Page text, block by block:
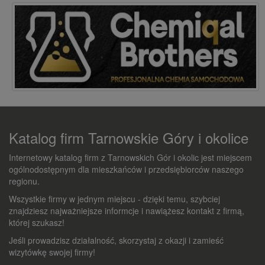
Katalog firm Tarnowskie Góry i okolice
Internetowy katalog firm z Tarnowskich Gór i okolic jest miejscem
ogólnodostępnym dla mieszkańców i przedsiębiorców naszego
regionu.
Wszystkie firmy w jednym miejscu - dzięki temu, szybciej
znajdziesz najważniejsze informcje i nawiążesz kontakt z firmą,
której szukasz!
Jeśli prowadzisz działalność, skorzystaj z okazji i zamieść
wizytówkę swojej firmy!